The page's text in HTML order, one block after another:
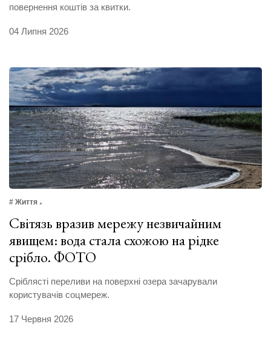
повернення коштів за квитки.
04 Липня 2026
# Життя
Світязь вразив мережу незвичайним
явищем: вода стала схожою на рідке
срібло. ФОТО
Сріблясті переливи на поверхні озера зачарували
користувачів соцмереж.
17 Червня 2026